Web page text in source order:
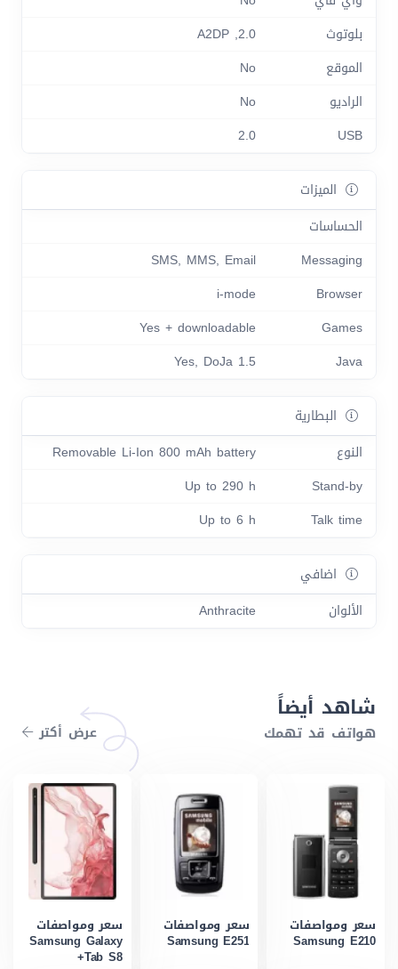
بلوتوث
2.0, A2DP
الموقع
No
الراديو
No
USB
2.0
الميزات
الحساسات
Messaging
SMS, MMS, Email
Browser
i-mode
Games
Yes + downloadable
Java
Yes, DoJa 1.5
البطارية
النوع
Removable Li-Ion 800 mAh battery
Stand-by
Up to 290 h
Talk time
Up to 6 h
اضافي
الألوان
Anthracite
شاهد أيضاً
هواتف قد تهمك عرض أكتر
سعر ومواصفات
Samsung E210
سعر ومواصفات
Samsung E251
سعر ومواصفات
Samsung Galaxy
Tab S8+